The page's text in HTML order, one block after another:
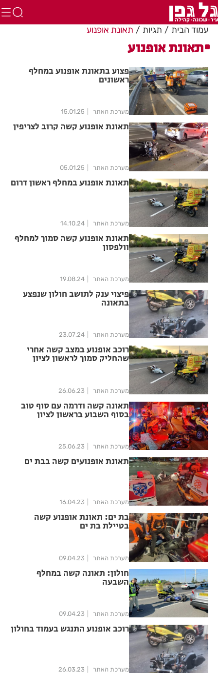
עמוד הבית תגיות תאונת אופנוע
תאונת אופנוע
פצוע בתאונת אופנוע במחלף
ראשונים
מערכת האתר 15.01.25
תאונת אופנוע קשה קרוב לצריפין
מערכת האתר 05.01.25
תאונת אופנוע במחלף ראשון דרום
מערכת האתר 14.10.24
תאונת אופנוע קשה סמוך למחלף
וולפסון
מערכת האתר 19.08.24
פיצוי ענק לתושב חולון שנפצע
בתאונה
מערכת האתר 23.07.24
רוכב אופנוע במצב קשה אחרי
שהחליק סמוך לראשון לציון
מערכת האתר 26.06.23
תאונה קשה ודרמה עם סוף טוב
בסוף השבוע בראשון לציון
מערכת האתר 25.06.23
תאונת אופנועים קשה בבת ים
מערכת האתר 16.04.23
בת ים: תאונת אופנוע קשה
בטיילת בת ים
מערכת האתר 09.04.23
חולון: תאונה קשה במחלף
השבעה
מערכת האתר 09.04.23
רוכב אופנוע התנגש בעמוד בחולון
מערכת האתר 26.03.23